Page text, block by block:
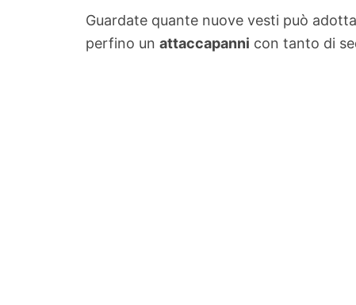
Guardate quante nuove vesti può
perfino un attaccapanni con tanto di